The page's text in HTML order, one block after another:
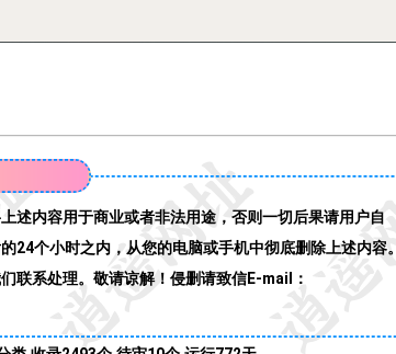
述内容用于商业或者非法用途，否则一切后果请用户自
24个小时之内，从您的电脑或手机中彻底删除上述内容。
联系处理。敬请谅解！侵删请致信E-mail：